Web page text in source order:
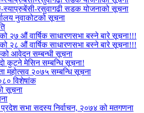
स्याप्रुबेंसी-रसुवागढी सडक योजनाको सूचना
नुवाकोटको सूचना
२७ औं वार्षिक साधारणसभा बस्ने बारे सूचना!!!
२८ औं वार्षिक साधारणसभा बस्ने बारे सूचना!!!
आवेदन सम्बन्धी सूचना
कुट्ने मेसिन सम्बन्धि सूचना!
महोत्सव २०७५ सम्बन्धि सूचना
विशेषांक
सूचना
प्रदेश सभा सदस्य निर्वाचन, २०७४ को मतगणना